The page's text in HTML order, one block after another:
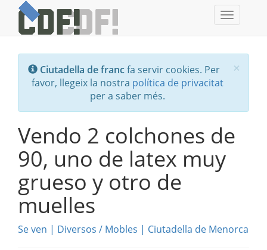
Toggle
×
Ciutadella de francfa servir cookies. Per
favor, llegeix la nostra política de privacitat
per a saber més.
Vendo 2 colchones de
90, uno de latex muy
grueso y otro de
muelles
Se ven | Diversos / Mobles | Ciutadella de Menorca